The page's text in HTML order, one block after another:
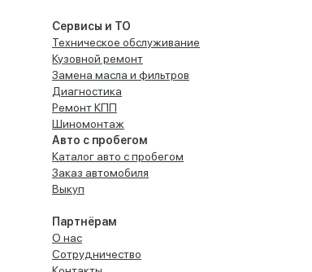
Сервисы и ТО
Техническое обслуживание
Кузовной ремонт
Замена масла и фильтров
Диагностика
Ремонт КПП
Шиномонтаж
Авто с пробегом
Каталог авто с пробегом
Заказ автомобиля
Выкуп
Партнёрам
О нас
Сотрудничество